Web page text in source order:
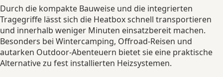
Durch die kompakte Bauweise und die integrierten
Tragegriffe lässt sich die Heatbox schnell transportieren
und innerhalb weniger Minuten einsatzbereit machen.
Besonders bei Wintercamping, Offroad-Reisen und
autarken Outdoor-Abenteuern bietet sie eine praktische
Alternative zu fest installierten Heizsystemen.